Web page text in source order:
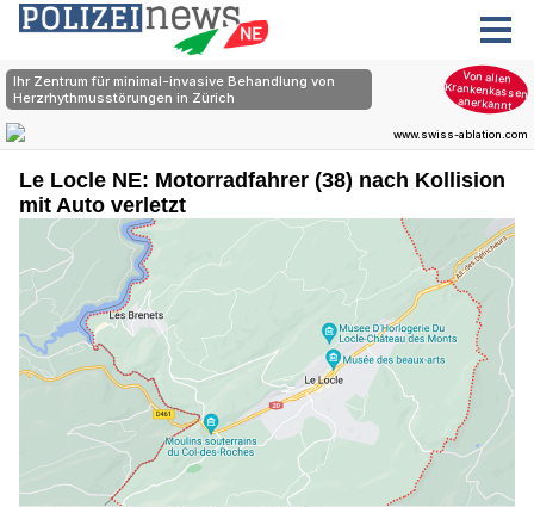
Le Locle NE: Motorradfahrer (38) nach Kollision
mit Auto verletzt